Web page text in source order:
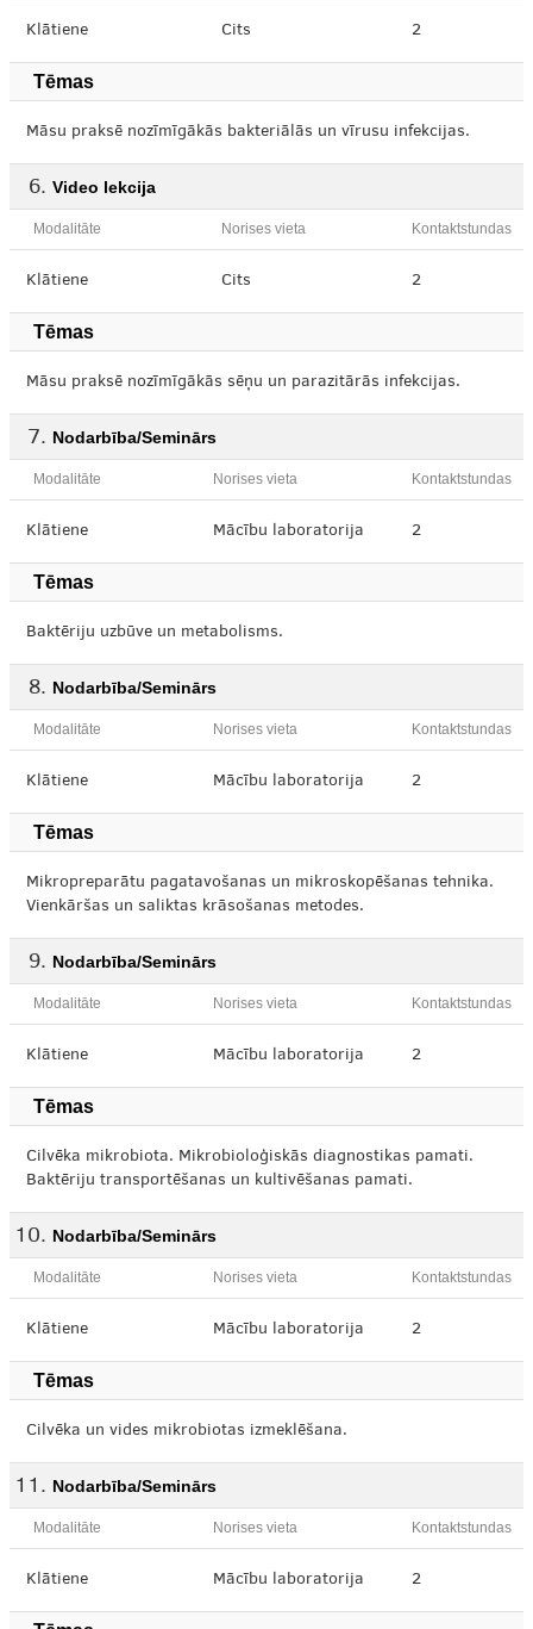
Klātiene Cits 2
Tēmas
Māsu praksē nozīmīgākās bakteriālās un vīrusu infekcijas.
Video lekcija
Modalitāte Norises vieta Kontaktstundas
Klātiene Cits 2
Tēmas
Māsu praksē nozīmīgākās sēņu un parazitārās infekcijas.
Nodarbība/Seminārs
Modalitāte Norises vieta Kontaktstundas
Klātiene Mācību laboratorija 2
Tēmas
Baktēriju uzbūve un metabolisms.
Nodarbība/Seminārs
Modalitāte Norises vieta Kontaktstundas
Klātiene Mācību laboratorija 2
Tēmas
Mikropreparātu pagatavošanas un mikroskopēšanas tehnika.
Vienkāršas un saliktas krāsošanas metodes.
Nodarbība/Seminārs
Modalitāte Norises vieta Kontaktstundas
Klātiene Mācību laboratorija 2
Tēmas
Cilvēka mikrobiota. Mikrobioloģiskās diagnostikas pamati.
Baktēriju transportēšanas un kultivēšanas pamati.
Nodarbība/Seminārs
Modalitāte Norises vieta Kontaktstundas
Klātiene Mācību laboratorija 2
Tēmas
Cilvēka un vides mikrobiotas izmeklēšana.
Nodarbība/Seminārs
Modalitāte Norises vieta Kontaktstundas
Klātiene Mācību laboratorija 2